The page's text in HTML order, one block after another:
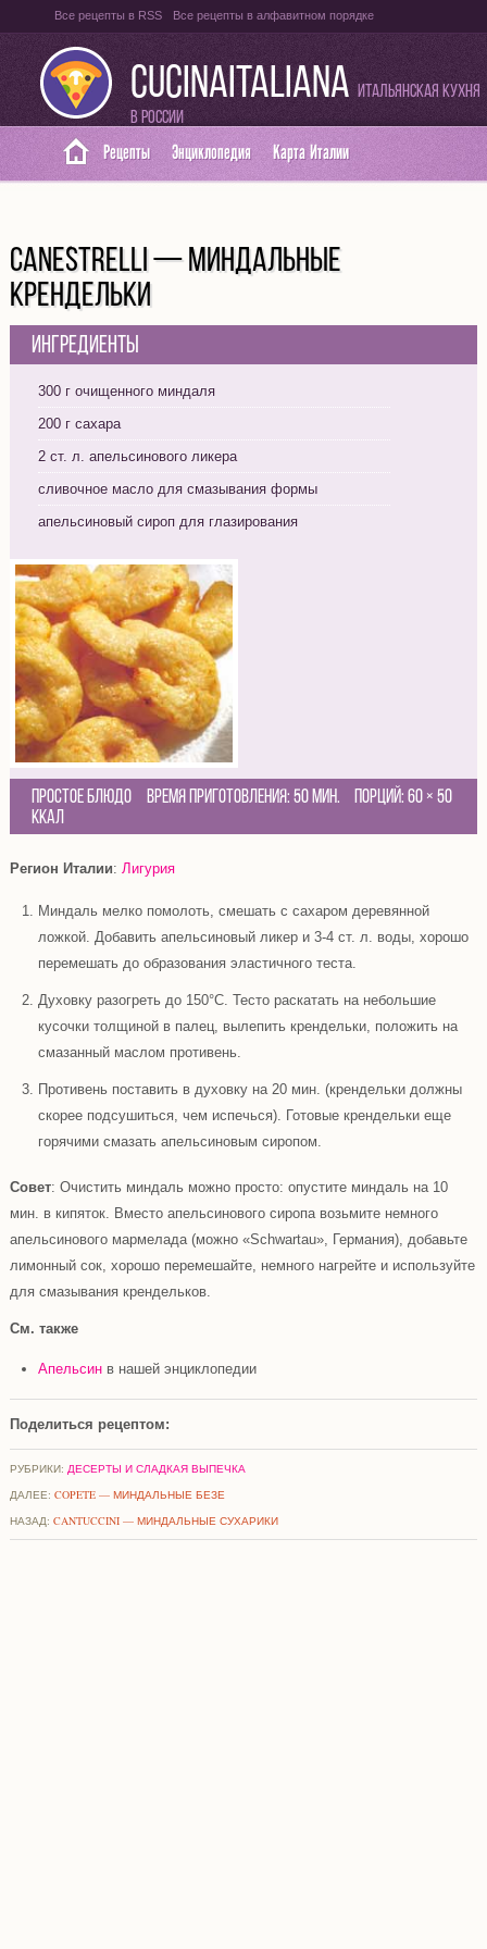
Все рецепты в RSS Все рецепты в алфавитном порядке
Оглавление на итальянском языке Карта сайта
CUCINAITALIANA Итальянская кухня
в России
Рецепты Энциклопедия Карта Италии
CANESTRELLI — МИНДАЛЬНЫЕ
КРЕНДЕЛЬКИ
Ингредиенты
300 г очищенного миндаля
200 г сахара
2 ст. л. апельсинового ликера
сливочное масло для смазывания формы
апельсиновый сироп для глазирования
Простое блюдо Время приготовления: 50 мин. Порций: 60 × 50
Ккал
Регион Италии: Лигурия
Миндаль мелко помолоть, смешать с сахаром деревянной
ложкой. Добавить апельсиновый ликер и 3-4 ст. л. воды, хорошо
перемешать до образования эластичного теста.
Духовку разогреть до 150°С. Тесто раскатать на небольшие
кусочки толщиной в палец, вылепить крендельки, положить на
смазанный маслом противень.
Противень поставить в духовку на 20 мин. (крендельки должны
скорее подсушиться, чем испечься). Готовые крендельки еще
горячими смазать апельсиновым сиропом.
Совет: Очистить миндаль можно просто: опустите миндаль на 10
мин. в кипяток. Вместо апельсинового сиропа возьмите немного
апельсинового мармелада (можно «Schwartau», Германия), добавьте
лимонный сок, хорошо перемешайте, немного нагрейте и используйте
для смазывания крендельков.
См. также
Апельсинв нашей энциклопедии
Поделиться рецептом:
РУБРИКИ: ДЕСЕРТЫ И СЛАДКАЯ ВЫПЕЧКА
ДАЛЕЕ: COPETE — МИНДАЛЬНЫЕ БЕЗЕ
НАЗАД: CANTUCCINI — МИНДАЛЬНЫЕ СУХАРИКИ